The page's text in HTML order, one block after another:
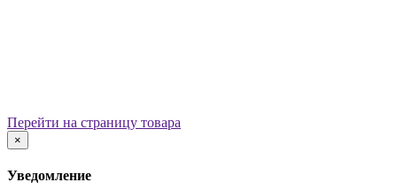
Игровые элементы
Качалки на пружине
Перейти на страницу товара
×
Уведомление